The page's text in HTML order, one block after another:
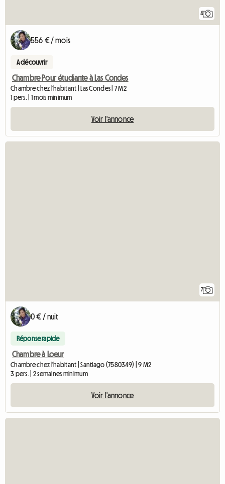
4
556 € / mois
A découvrir
Chambre Pour étudiante à Las Condes
Chambre chez l'habitant | Las Condes | 7 M2
1 pers. | 1 mois minimum
Voir l'annonce
7
0 € / nuit
Réponse rapide
Chambre à Loeur
Chambre chez l'habitant | Santiago (7580349) | 9 M2
3 pers. | 2 semaines minimum
Voir l'annonce